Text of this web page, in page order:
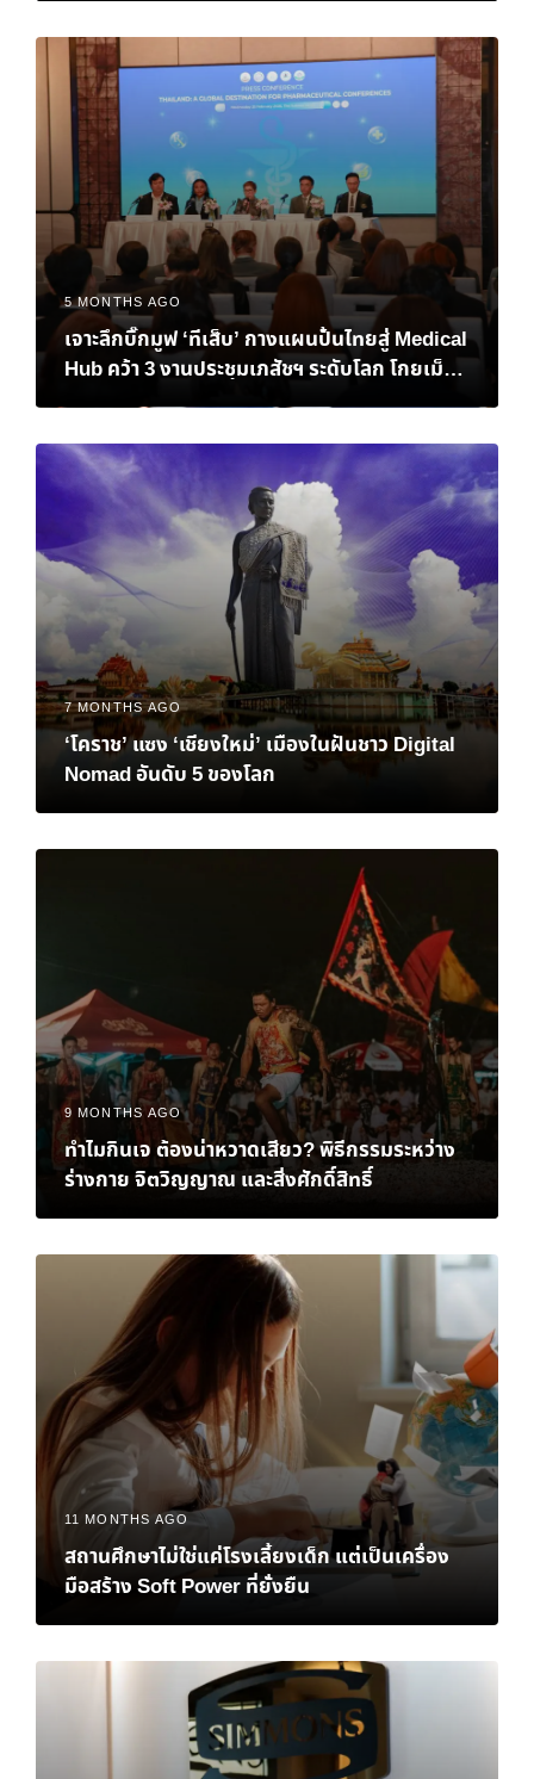
5 MONTHS AGO
เจาะลึกบิ๊กมูฟ ‘ทีเส็บ’ กางแผนปั้นไทยสู่ Medical
Hub คว้า 3 งานประชุมเภสัชฯ ระดับโลก โกยเม็ด
เงิน 151 ล้านบาท
7 MONTHS AGO
‘โคราช’ แซง ‘เชียงใหม่’ เมืองในฝันชาว Digital
Nomad อันดับ 5 ของโลก
9 MONTHS AGO
ทำไมกินเจ ต้องน่าหวาดเสียว? พิธีกรรมระหว่าง
ร่างกาย จิตวิญญาณ และสิ่งศักดิ์สิทธิ์
11 MONTHS AGO
สถานศึกษาไม่ใช่แค่โรงเลี้ยงเด็ก แต่เป็นเครื่อง
มือสร้าง Soft Power ที่ยั่งยืน